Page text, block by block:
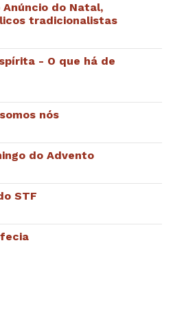
do Natal,
tradicionalistas
- O que há de
nós
do Advento
STF